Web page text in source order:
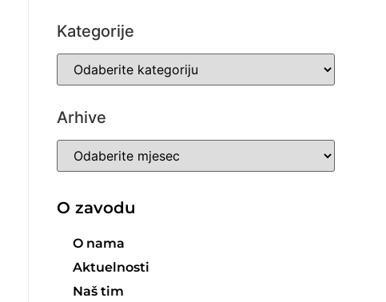
Kategorije
Arhive
O zavodu
O nama
Aktuelnosti
Naš tim